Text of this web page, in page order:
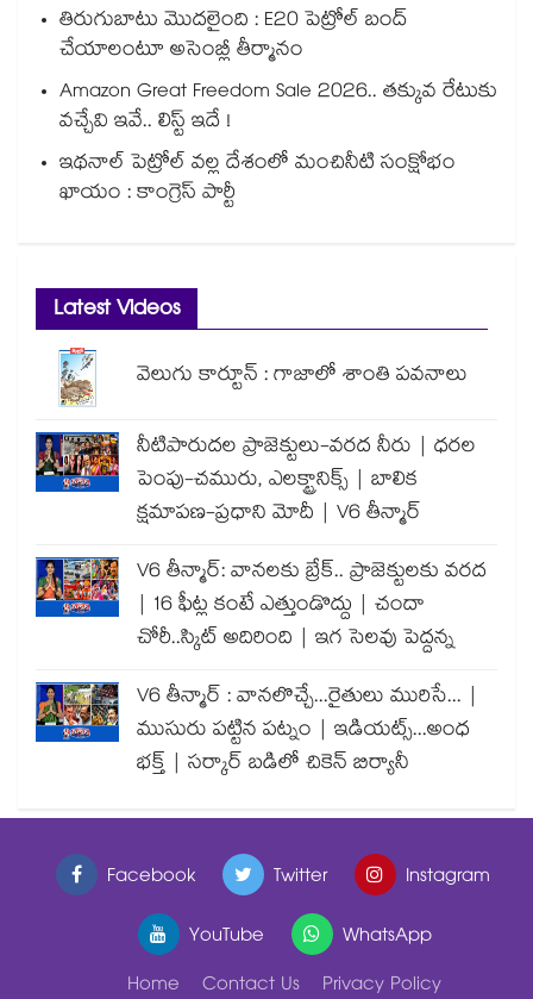
తిరుగుబాటు మొదలైంది : E20 పెట్రోల్ బంద్
చేయాలంటూ అసెంబ్లీ తీర్మానం
Amazon Great Freedom Sale 2026.. తక్కువ రేటుకు
వచ్చేవి ఇవే.. లిస్ట్ ఇదే !
ఇథనాల్ పెట్రోల్ వల్ల దేశంలో మంచినీటి సంక్షోభం
ఖాయం : కాంగ్రెస్ పార్టీ
Latest Videos
వెలుగు కార్టూన్ : గాజాలో శాంతి పవనాలు
నీటిపారుదల ప్రాజెక్టులు-వరద నీరు | ధరల
పెంపు-చమురు, ఎలక్ట్రానిక్స్ | బాలిక
క్షమాపణ-ప్రధాని మోదీ | V6 తీన్మార్
V6 తీన్మార్: వానలకు బ్రేక్.. ప్రాజెక్టులకు వరద
| 16 ఫీట్ల కంటే ఎత్తుండొద్దు | చందా
చోరీ..స్కిట్ అదిరింది | ఇగ సెలవు పెద్దన్న
V6 తీన్మార్ : వానలొచ్చే...రైతులు మురిసే... |
ముసురు పట్టిన పట్నం | ఇడియట్స్...అంధ
భక్త్ | సర్కార్ బడిలో చికెన్ బిర్యానీ
Facebook Twitter
Instagram
YouTube
WhatsApp
Home
Contact Us Privacy Policy